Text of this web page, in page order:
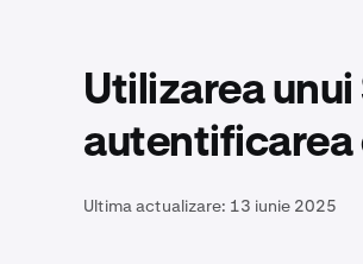
Utilizarea
autentificarea
Ultima actualizare: 13 iunie 2025